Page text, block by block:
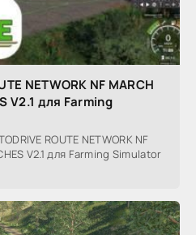
NETWORK NF MARCH
V2.1 для Farming
ROUTE NETWORK NF
V2.1 для Farming Simulator